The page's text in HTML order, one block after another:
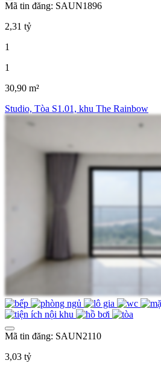
Mã tin đăng: SAUN1896
2,31 tỷ
1
1
30,90 m²
Studio, Tòa S1.01, khu The Rainbow
Mã tin đăng: SAUN2110
3,03 tỷ